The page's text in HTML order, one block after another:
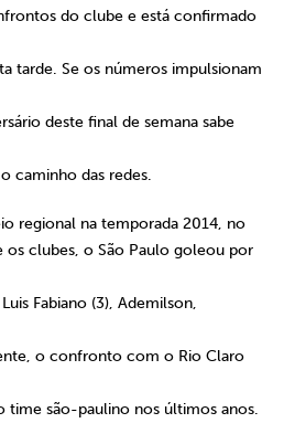
do clube e está confirmado
tarde. Se os números impulsionam
deste final de semana sabe
caminho das redes.
regional na temporada 2014, no
clubes, o São Paulo goleou por
Fabiano (3), Ademilson,
o confronto com o Rio Claro
time são-paulino nos últimos anos.